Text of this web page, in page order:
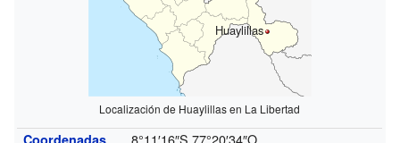
Huaylillas
Localización de Huaylillas en La Libertad
Coordenadas 8°11′16″S 77°20′34″O